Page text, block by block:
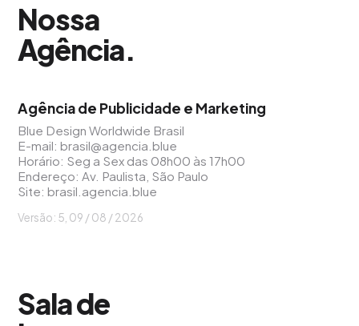
Nossa
Agência.
Agência de Publicidade e Marketing
Blue Design Worldwide Brasil
E-mail:brasil@agencia.blue
Horário: Seg a Sex das 08h00 às 17h00
Endereço: Av. Paulista, São Paulo
Site:brasil.agencia.blue
Versão: 5, 09 / 08 / 2026
Sala de